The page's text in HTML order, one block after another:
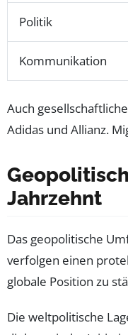
Politik
Kommunikation
Auch
Adidas und Allianz.
Jahrzehnt
Das geopolitische
verfolgen einen
globale Position zu
Die weltpolitische